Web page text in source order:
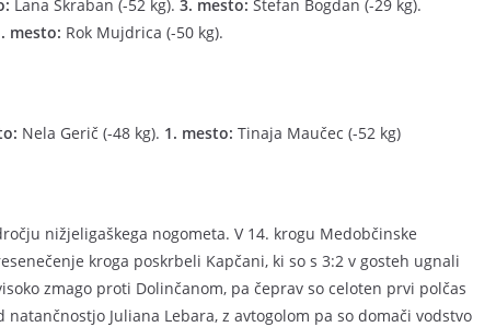
Lana Škraban (-52 kg). 3. mesto: Štefan Bogdan (-29 kg).
mesto: Rok Mujdrica (-50 kg).
Nela Gerič (-48 kg). 1. mesto: Tinaja Maučec (-52 kg)
nižjeligaškega nogometa. V 14. krogu Medobčinske
kroga poskrbeli Kapčani, ki so s 3:2 v gosteh ugnali
zmago proti Dolinčanom, pa čeprav so celoten prvi polčas
Juliana Lebara, z avtogolom pa so domači vodstvo